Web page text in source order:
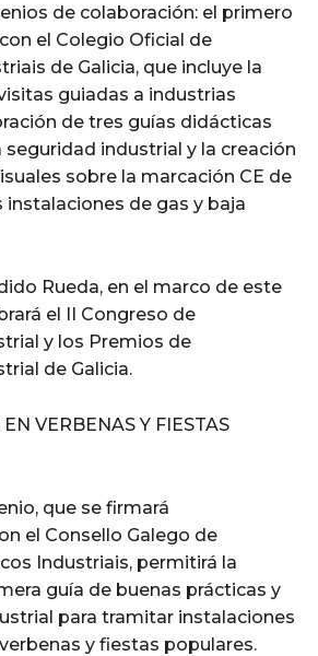
de colaboración: el primero
el Colegio Oficial de
de Galicia, que incluye la
guiadas a industrias
de tres guías didácticas
industrial y la creación
sobre la marcación CE de
de gas y baja
Rueda, en el marco de este
el II Congreso de
y los Premios de
de Galicia.
VERBENAS Y FIESTAS
que se firmará
el Consello Galego de
Industriais, permitirá la
guía de buenas prácticas y
para tramitar instalaciones
y fiestas populares.